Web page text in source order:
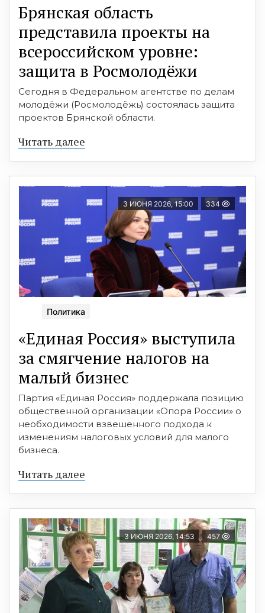
Брянская область
представила проекты на
всероссийском уровне:
защита в Росмолодёжи
Сегодня в Федеральном агентстве по делам
молодёжи (Росмолодёжь) состоялась защита
проектов Брянской области.
Читать далее
3 ИЮНЯ 2026, 15:00 334
Политика
«Единая Россия» выступила
за смягчение налогов на
малый бизнес
Партия «Единая Россия» поддержала позицию
общественной организации «Опора России» о
необходимости взвешенного подхода к
изменениям налоговых условий для малого
бизнеса.
Читать далее
3 ИЮНЯ 2026, 14:53 457